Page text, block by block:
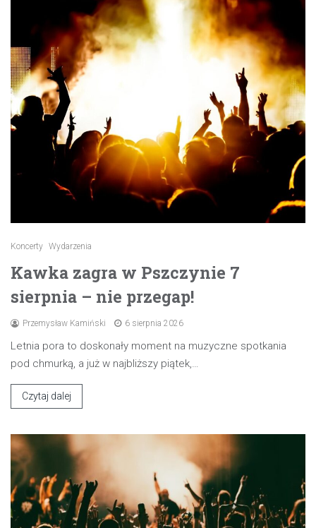
Koncerty Wydarzenia
Kawka zagra w Pszczynie 7
sierpnia – nie przegap!
Przemysław Kamiński 6 sierpnia 2026
Letnia pora to doskonały moment na muzyczne spotkania
pod chmurką, a już w najbliższy piątek,…
Czytaj dalej